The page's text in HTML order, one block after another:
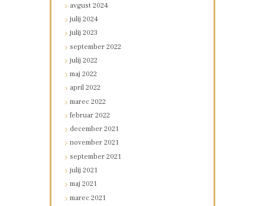
avgust2024
julij2024
julij2023
september2022
julij2022
maj2022
april2022
marec2022
februar2022
december2021
november2021
september2021
julij2021
maj2021
marec2021